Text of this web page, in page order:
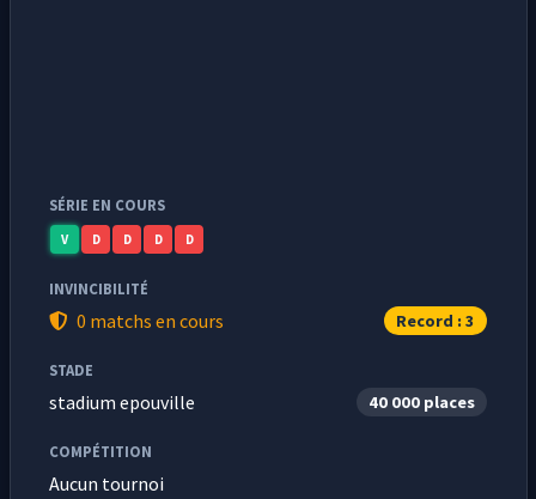
SÉRIE EN COURS
V D D D D
INVINCIBILITÉ
0 matchs en cours Record : 3
STADE
stadium epouville 40 000 places
COMPÉTITION
Aucun tournoi